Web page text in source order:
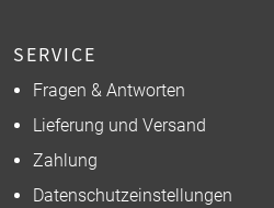
SERVICE
Fragen & Antworten
Lieferung und Versand
Zahlung
Datenschutzeinstellungen